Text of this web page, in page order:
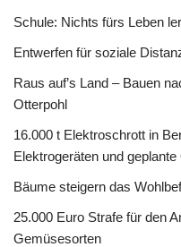
Schule: Nichts fürs Leben
Entwerfen für soziale
Raus auf’s Land – Bauen
Otterpohl
16.000 t Elektroschrott in
Elektrogeräten und
Bäume steigern das
25.000 Euro Strafe für den
Gemüsesorten